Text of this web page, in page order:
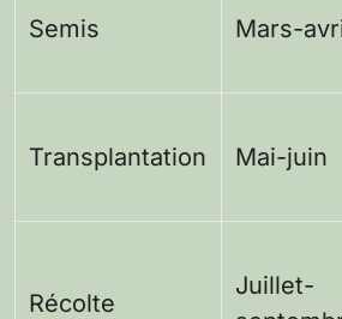
Semis Mars-
Transplantation Mai-juin
Récolte
Juillet-